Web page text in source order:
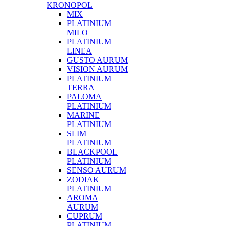
KRONOPOL
MIX
PLATINIUM
MILO
PLATINIUM
LINEA
GUSTO AURUM
VISION AURUM
PLATINIUM
TERRA
PALOMA
PLATINIUM
MARINE
PLATINIUM
SLIM
PLATINIUM
BLACKPOOL
PLATINIUM
SENSO AURUM
ZODIAK
PLATINIUM
AROMA
AURUM
CUPRUM